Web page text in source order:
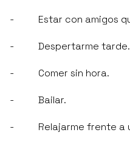
- Estar con amigos
- Despertarme tarde.
- Comer sin hora.
- Bailar.
- Relajarme frente a